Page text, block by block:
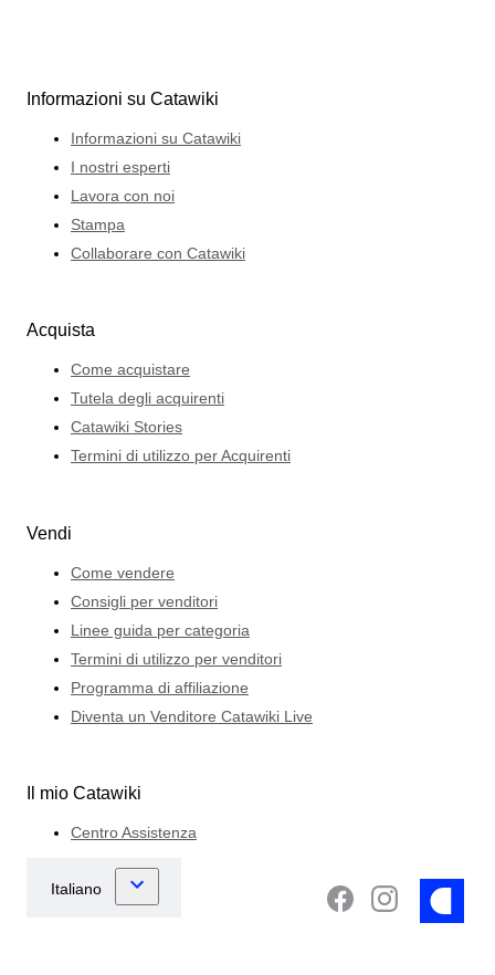
Informazioni su Catawiki
Informazioni su Catawiki
I nostri esperti
Lavora con noi
Stampa
Collaborare con Catawiki
Acquista
Come acquistare
Tutela degli acquirenti
Catawiki Stories
Termini di utilizzo per Acquirenti
Vendi
Come vendere
Consigli per venditori
Linee guida per categoria
Termini di utilizzo per venditori
Programma di affiliazione
Diventa un Venditore Catawiki Live
Il mio Catawiki
Centro Assistenza